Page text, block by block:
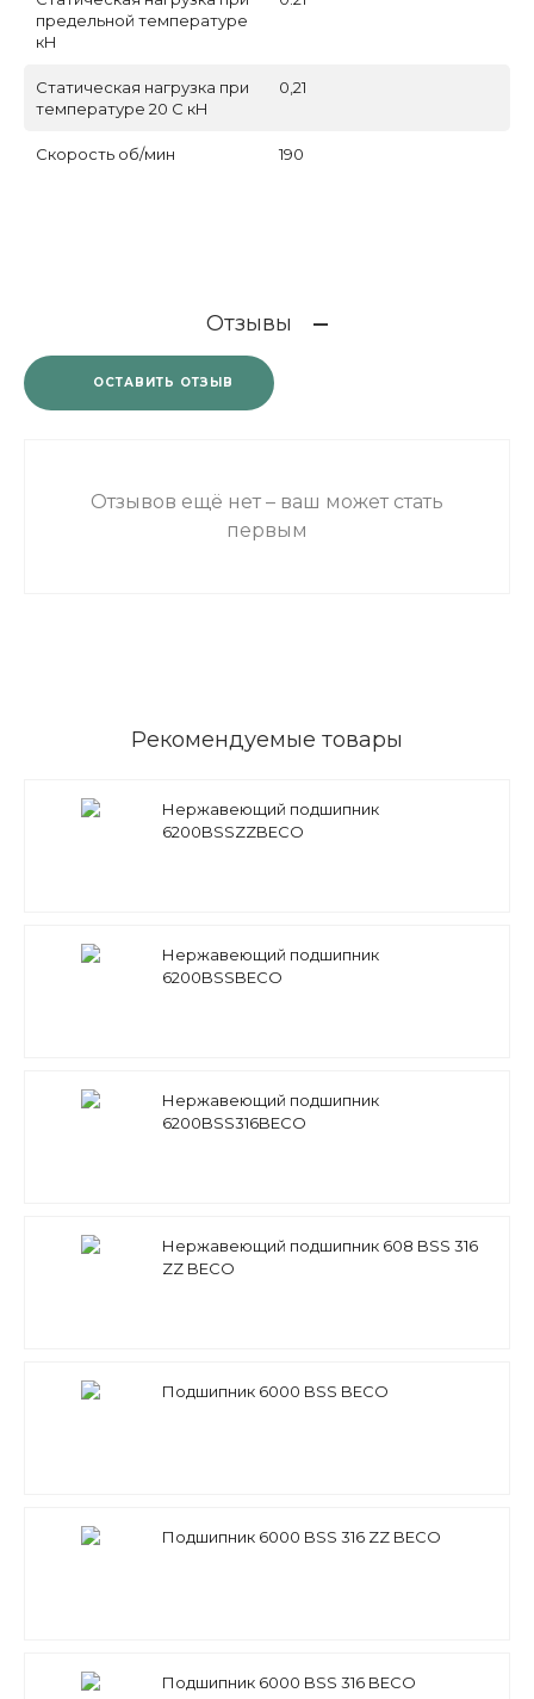
предельной температуре
кН
Статическая нагрузка при
температуре 20 С кН
0,21
Скорость об/мин 190
Отзывы
ОСТАВИТЬ ОТЗЫВ
Отзывов ещё нет – ваш может стать
первым
Рекомендуемые товары
Нержавеющий подшипник
6200BSSZZBECO
Нержавеющий подшипник
6200BSSBECO
Нержавеющий подшипник
6200BSS316BECO
Нержавеющий подшипник 608 BSS 316
ZZ BECO
Подшипник 6000 BSS BECO
Подшипник 6000 BSS 316 ZZ BECO
Подшипник 6000 BSS 316 BECO